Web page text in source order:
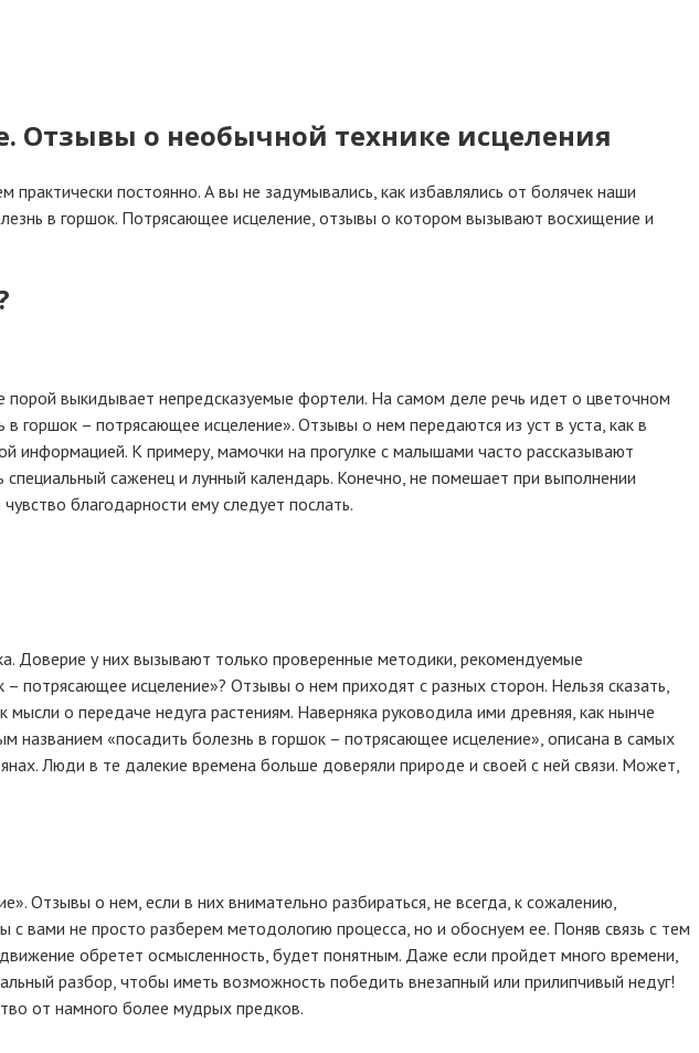
Отзывы о необычной технике исцеления
постоянно. А вы не задумывались, как избавлялись от болячек наши
в горшок. Потрясающее исцеление, отзывы о котором вызывают восхищение и
выкидывает непредсказуемые фортели. На самом деле речь идет о цветочном
горшок – потрясающее исцеление». Отзывы о нем передаются из уст в уста, как в
информацией. К примеру, мамочки на прогулке с малышами часто рассказывают
саженец и лунный календарь. Конечно, не помешает при выполнении
благодарности ему следует послать.
Доверие у них вызывают только проверенные методики, рекомендуемые
исцеление»? Отзывы о нем приходят с разных сторон. Нельзя сказать,
о передаче недуга растениям. Наверняка руководила ими древняя, как нынче
названием «посадить болезнь в горшок – потрясающее исцеление», описана в самых
Люди в те далекие времена больше доверяли природе и своей с ней связи. Может,
Отзывы о нем, если в них внимательно разбираться, не всегда, к сожалению,
вами не просто разберем методологию процесса, но и обоснуем ее. Поняв связь с тем
обретет осмысленность, будет понятным. Даже если пройдет много времени,
разбор, чтобы иметь возможность победить внезапный или прилипчивый недуг!
от намного более мудрых предков.